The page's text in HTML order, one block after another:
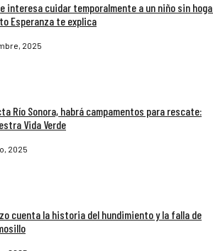
interesa cuidar temporalmente a un niño sin
Esperanza te explica
2025
Río Sonora, habrá campamentos para rescate:
Vida Verde
2025
cuenta la historia del hundimiento y la falla de